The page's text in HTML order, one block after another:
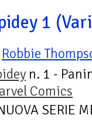
1
Robbie
n. 1 -
Comics
SERIE